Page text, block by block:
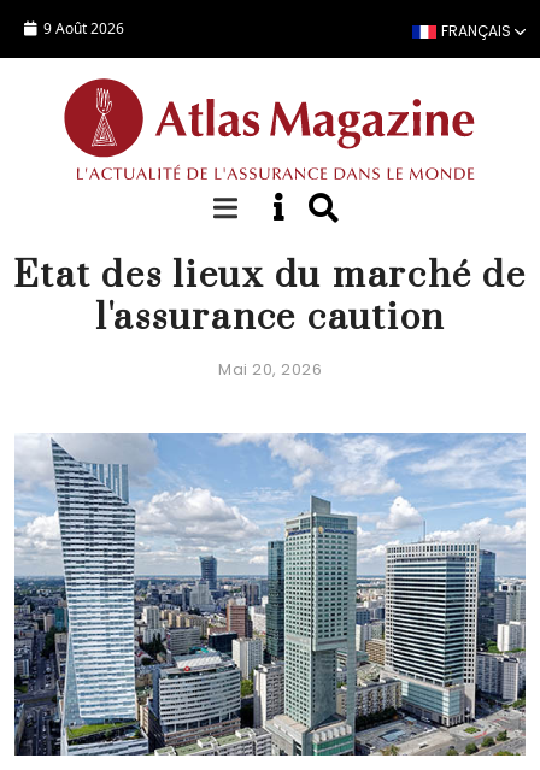
9 Août 2026 FRANÇAIS
FOCUS
Etat des lieux du marché de
l'assurance caution
Mai 20, 2026